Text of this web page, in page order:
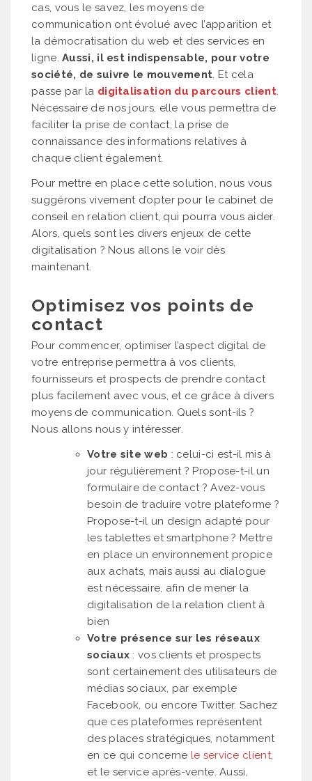
cas, vous le savez, les moyens de
communication ont évolué avec l’apparition et
la démocratisation du web et des services en
ligne.Aussi, il est indispensable, pour votre
société, de suivre le mouvement. Et cela
passe par la digitalisation du parcours client.
Nécessaire de nos jours, elle vous permettra de
faciliter la prise de contact, la prise de
connaissance des informations relatives à
chaque client également.
Pour mettre en place cette solution, nous vous
suggérons vivement d’opter pour le cabinet de
conseil en relation client, qui pourra vous aider.
Alors, quels sont les divers enjeux de cette
digitalisation ? Nous allons le voir dès
maintenant.
Optimisez vos points de
contact
Pour commencer, optimiser l’aspect digital de
votre entreprise permettra à vos clients,
fournisseurs et prospects de prendre contact
plus facilement avec vous, et ce grâce à divers
moyens de communication. Quels sont-ils ?
Nous allons nous y intéresser.
Votre site web : celui-ci est-il mis à
jour régulièrement ? Propose-t-il un
formulaire de contact ? Avez-vous
besoin de traduire votre plateforme ?
Propose-t-il un design adapté pour
les tablettes et smartphone ? Mettre
en place un environnement propice
aux achats, mais aussi au dialogue
est nécessaire, afin de mener la
digitalisation de la relation client à
bien
Votre présence sur les réseaux
sociaux : vos clients et prospects
sont certainement des utilisateurs de
médias sociaux, par exemple
Facebook, ou encore Twitter. Sachez
que ces plateformes représentent
des places stratégiques, notamment
en ce qui concerne le service client,
et le service après-vente. Aussi,